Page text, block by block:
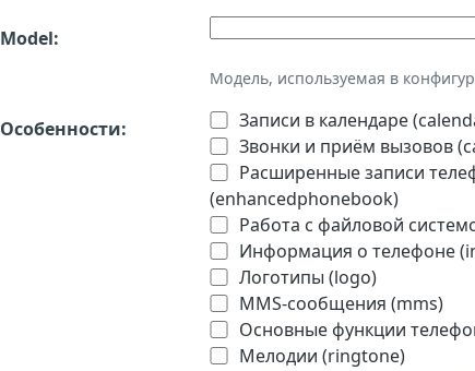
Model:
Модель, используемая в
Особенности:
Записи в календаре
Звонки и приём вызовов
Расширенные записи
(enhancedphonebook)
Работа с файловой
Информация о телефоне
Логотипы (logo)
MMS-сообщения (mms)
Основные функции
Мелодии (ringtone)